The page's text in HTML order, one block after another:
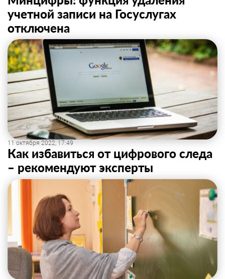
учетной записи на Госуслугах
отключена
11 октября 2022, 17:49
Как избавиться от цифрового следа
– рекомендуют эксперты